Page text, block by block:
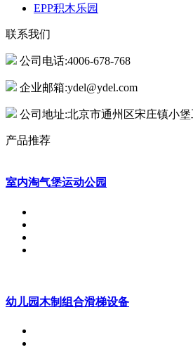
EPP积木乐园
联系我们
公司电话:4006-678-768
企业邮箱:ydel@ydel.com
公司地址:北京市通州区宋庄镇小堡
产品推荐
室内淘气堡运动公园
幼儿园木制组合滑梯设备